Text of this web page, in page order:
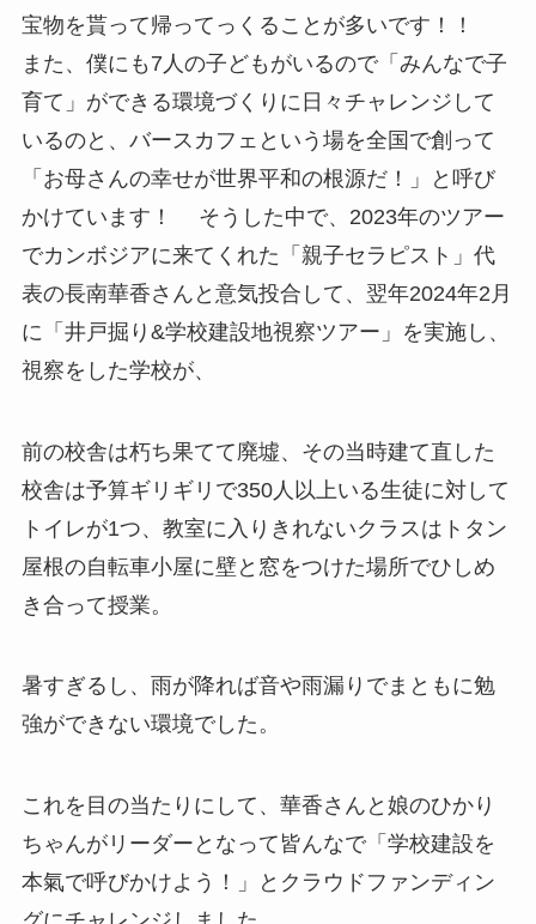
宝物を貰って帰ってっくることが多いです！！
また、僕にも7人の子どもがいるので「みんなで子
育て」ができる環境づくりに日々チャレンジして
いるのと、バースカフェという場を全国で創って
「お母さんの幸せが世界平和の根源だ！」と呼び
かけています！ そうした中で、2023年のツアー
でカンボジアに来てくれた「親子セラピスト」代
表の長南華香さんと意気投合して、翌年2024年2月
に「井戸掘り&学校建設地視察ツアー」を実施し、
視察をした学校が、
前の校舎は朽ち果てて廃墟、その当時建て直した
校舎は予算ギリギリで350人以上いる生徒に対して
トイレが1つ、教室に入りきれないクラスはトタン
屋根の自転車小屋に壁と窓をつけた場所でひしめ
き合って授業。
暑すぎるし、雨が降れば音や雨漏りでまともに勉
強ができない環境でした。
これを目の当たりにして、華香さんと娘のひかり
ちゃんがリーダーとなって皆んなで「学校建設を
本氣で呼びかけよう！」とクラウドファンディン